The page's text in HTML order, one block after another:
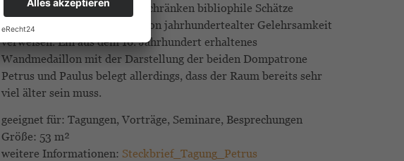
werden in kostbaren Bücherschränken biblio­phile Schätze
verwahrt, die auf eine Tradition jahrhundertealter Gelehrsamkeit
verweisen. Ein aus dem 16. Jahrhundert erhaltenes
Wandmedaillon mit der Darstellung der beiden Dompatrone
Petrus und Paulus belegt allerdings, dass der Raum bereits sehr
viel älter sein muss.
geeignet für: Tagungen, Vorträge, Seminare, Besprechungen
Größe: 53 m²
weitere Informationen: Steckbrief_Tagung_Petrus